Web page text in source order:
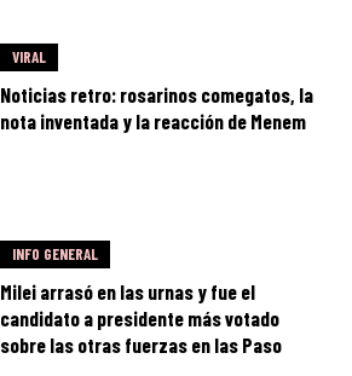
VIRAL
Noticias retro: rosarinos comegatos, la
nota inventada y la reacción de Menem
INFO GENERAL
Milei arrasó en las urnas y fue el
candidato a presidente más votado
sobre las otras fuerzas en las Paso